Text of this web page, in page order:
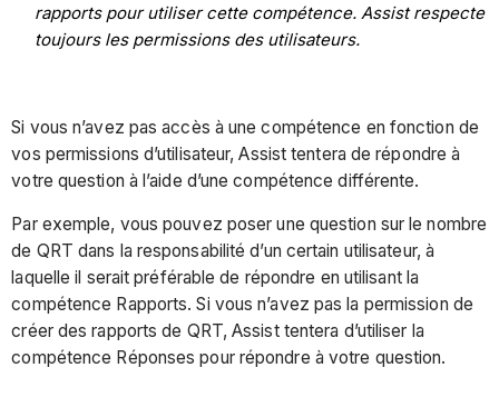
rapports pour utiliser cette compétence. Assist respecte
toujours les permissions des utilisateurs.
Si vous n’avez pas accès à une compétence en fonction de
vos permissions d’utilisateur, Assist tentera de répondre à
votre question à l’aide d’une compétence différente.
Par exemple, vous pouvez poser une question sur le nombre
de QRT dans la responsabilité d’un certain utilisateur, à
laquelle il serait préférable de répondre en utilisant la
compétence Rapports. Si vous n’avez pas la permission de
créer des rapports de QRT, Assist tentera d’utiliser la
compétence Réponses pour répondre à votre question.